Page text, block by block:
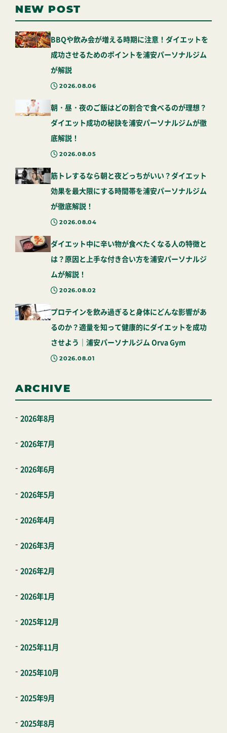
NEW POST
BBQや飲み会が増える時期に注意！ダイエットを
成功させるためのポイントを浦安パーソナルジム
が解説
2026.08.06
朝・昼・夜のご飯はどの割合で食べるのが理想？
ダイエット成功の秘訣を浦安パーソナルジムが徹
底解説！
2026.08.05
筋トレするなら朝と夜どっちがいい？ダイエット
効果を最大限にする時間帯を浦安パーソナルジム
が徹底解説！
2026.08.04
ダイエット中に辛い物が食べたくなる人の特徴と
は？原因と上手な付き合い方を浦安パーソナルジ
ムが解説！
2026.08.02
プロテインを飲み過ぎると身体にどんな影響があ
るのか？適量を知って健康的にダイエットを成功
させよう｜浦安パーソナルジム Orva Gym
2026.08.01
ARCHIVE
2026年8月
2026年7月
2026年6月
2026年5月
2026年4月
2026年3月
2026年2月
2026年1月
2025年12月
2025年11月
2025年10月
2025年9月
2025年8月